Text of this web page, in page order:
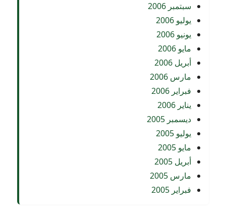
سبتمبر 2006
يوليو 2006
يونيو 2006
مايو 2006
أبريل 2006
مارس 2006
فبراير 2006
يناير 2006
ديسمبر 2005
يوليو 2005
مايو 2005
أبريل 2005
مارس 2005
فبراير 2005